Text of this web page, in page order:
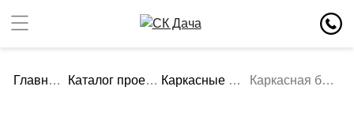
Главная Каталог проектов Каркасные бани Каркасная баня БК-7